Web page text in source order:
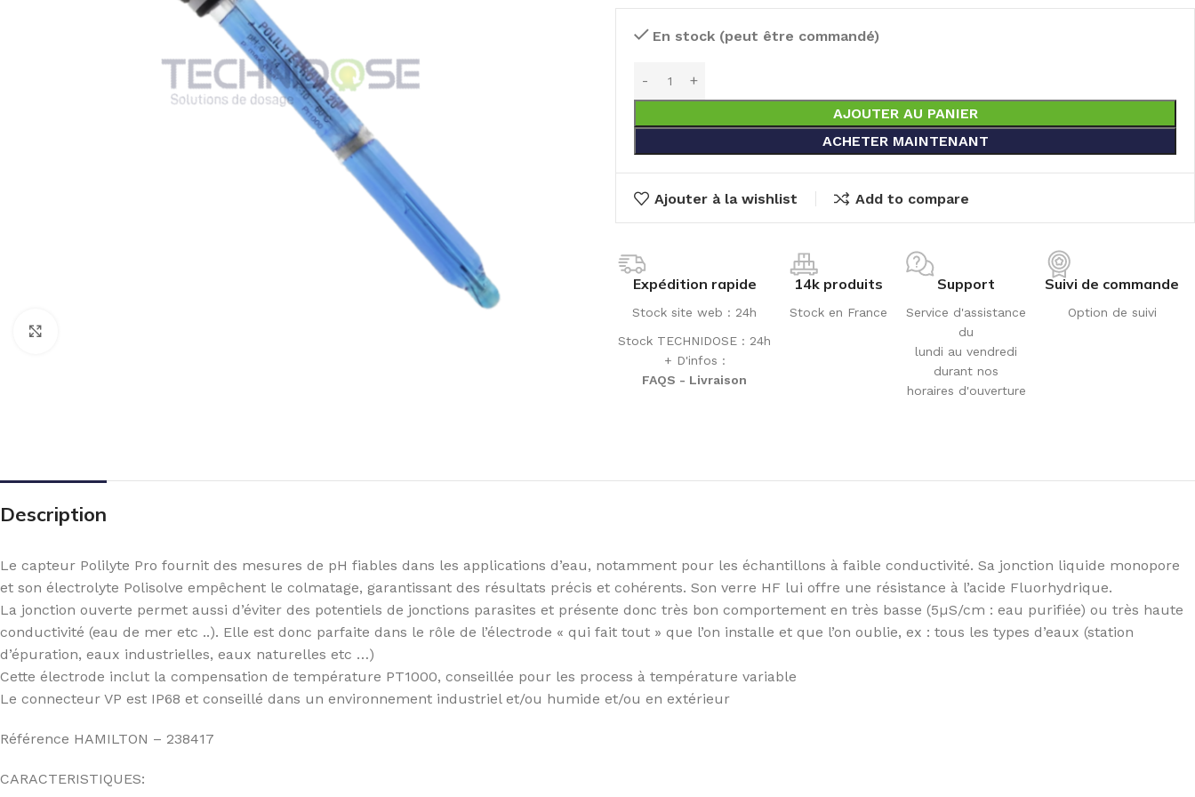
En stock (peut être commandé)
AJOUTER AU PANIER
ACHETER MAINTENANT
Ajouter à la wishlist Add to compare
Expédition rapide
Stock site web : 24h
Stock TECHNIDOSE : 24h
+ D'infos :
FAQS - Livraison
14k produits
Stock en France
Support
Service d'assistance
du
lundi au vendredi
durant nos
horaires d'ouverture
Suivi de commande
Option de suivi
Description
Le capteur Polilyte Pro fournit des mesures de pH fiables dans les applications d’eau, notamment pour les échantillons à faible conductivité. Sa jonction liquide monopore
et son électrolyte Polisolve empêchent le colmatage, garantissant des résultats précis et cohérents. Son verre HF lui offre une résistance à l’acide Fluorhydrique.
La jonction ouverte permet aussi d’éviter des potentiels de jonctions parasites et présente donc très bon comportement en très basse (5µS/cm : eau purifiée) ou très haute
conductivité (eau de mer etc ..). Elle est donc parfaite dans le rôle de l’électrode « qui fait tout » que l’on installe et que l’on oublie, ex : tous les types d’eaux (station
d’épuration, eaux industrielles, eaux naturelles etc …)
Cette électrode inclut la compensation de température PT1000, conseillée pour les process à température variable
Le connecteur VP est IP68 et conseillé dans un environnement industriel et/ou humide et/ou en extérieur
Référence HAMILTON – 238417
CARACTERISTIQUES: